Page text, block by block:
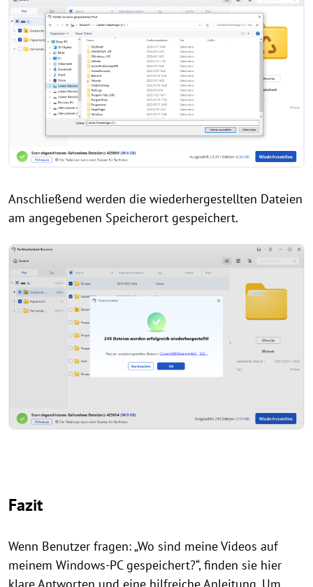
Anschließend werden die wiederhergestellten Dateien
am angegebenen Speicherort gespeichert.
Fazit
Wenn Benutzer fragen: „Wo sind meine Videos auf
meinem Windows-PC gespeichert?“, finden sie hier